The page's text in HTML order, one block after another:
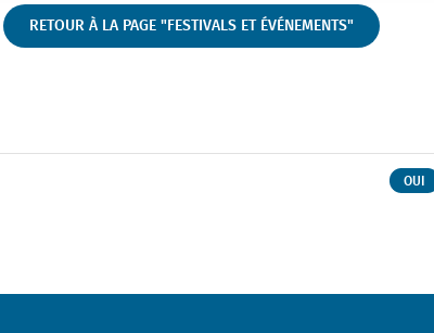
RETOUR À LA PAGE "FESTIVALS ET ÉVÉNEMENTS"
OUI